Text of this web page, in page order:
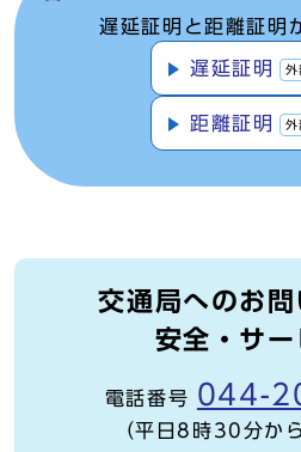
遅延証明と距離証明
遅延証明 外
距離証明 外
交通局へのお
安全・サ
電話番号 044-
（平日8時30分か